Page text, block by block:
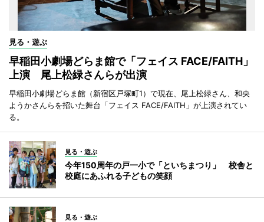
見る・遊ぶ
早稲田小劇場どらま館で「フェイス FACE/FAITH」
上演 尾上松緑さんらが出演
早稲田小劇場どらま館（新宿区戸塚町1）で現在、尾上松緑さん、和央
ようかさんらを招いた舞台「フェイス FACE/FAITH」が上演されてい
る。
見る・遊ぶ
今年150周年の戸一小で「といちまつり」 校舎と
校庭にあふれる子どもの笑顔
見る・遊ぶ